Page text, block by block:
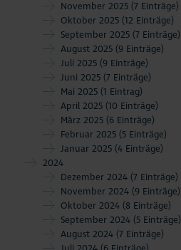
November 2025 (7 Einträge)
Oktober 2025 (12 Einträge)
September 2025 (7 Einträge)
August 2025 (9 Einträge)
Juli 2025 (9 Einträge)
Juni 2025 (7 Einträge)
Mai 2025 (1 Eintrag)
April 2025 (10 Einträge)
März 2025 (6 Einträge)
Februar 2025 (5 Einträge)
Januar 2025 (4 Einträge)
2024
Dezember 2024 (7 Einträge)
November 2024 (9 Einträge)
Oktober 2024 (8 Einträge)
September 2024 (5 Einträge)
August 2024 (7 Einträge)